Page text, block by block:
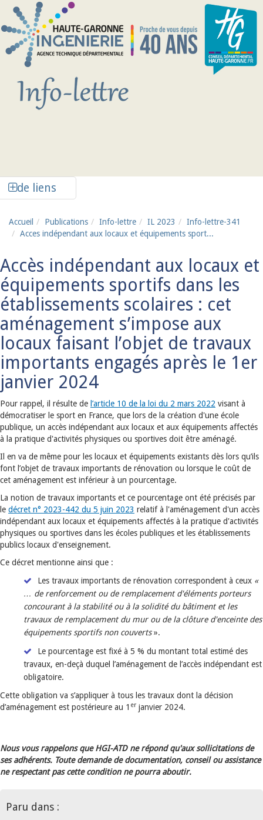
Aller au contenu principal
de liens
Accueil Publications Info-lettre IL 2023
Info-lettre-341
Acces indépendant aux locaux et équipements sport...
Accès indépendant aux locaux et
équipements sportifs dans les
établissements scolaires : cet
aménagement s’impose aux
locaux faisant l’objet de travaux
importants engagés après le 1er
janvier 2024
Pour rappel, il résulte de l’article 10 de la loi du 2 mars 2022 visant à
démocratiser le sport en France, que lors de la création d'une école
publique, un accès indépendant aux locaux et aux équipements affectés
à la pratique d'activités physiques ou sportives doit être aménagé.
Il en va de même pour les locaux et équipements existants dès lors qu’ils
font l’objet de travaux importants de rénovation ou lorsque le coût de
cet aménagement est inférieur à un pourcentage.
La notion de travaux importants et ce pourcentage ont été précisés par
le décret n° 2023-442 du 5 juin 2023 relatif à l'aménagement d'un accès
indépendant aux locaux et équipements affectés à la pratique d'activités
physiques ou sportives dans les écoles publiques et les établissements
publics locaux d'enseignement.
Ce décret mentionne ainsi que :
Les travaux importants de rénovation correspondent à ceux «
… de renforcement ou de remplacement d'éléments porteurs
concourant à la stabilité ou à la solidité du bâtiment et les
travaux de remplacement du mur ou de la clôture d'enceinte des
équipements sportifs non couverts».
Le pourcentage est fixé à 5 % du montant total estimé des
travaux, en-deçà duquel l’aménagement de l’accès indépendant est
obligatoire.
Cette obligation va s’appliquer à tous les travaux dont la décision
d’aménagement est postérieure au 1 er janvier 2024.
Nous vous rappelons que HGI-ATD ne répond qu'aux sollicitations de
ses adhérents. Toute demande de documentation, conseil ou assistance
ne respectant pas cette condition ne pourra aboutir.
Paru dans :